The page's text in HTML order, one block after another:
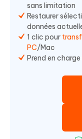
sans limitation
Restaurer
données
1 clic pour
PC/Mac
Prend en charge